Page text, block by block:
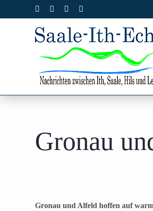
Inhalt
Facebook Instagram
Gronau
Gronau und Alfeld hoffen auf